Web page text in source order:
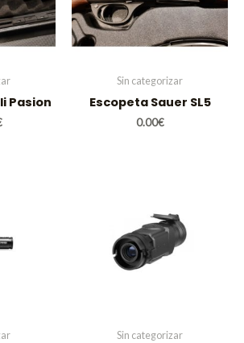
Pasion
Sin categorizar
Escopeta Sauer SL5
0.00€
Sin categorizar